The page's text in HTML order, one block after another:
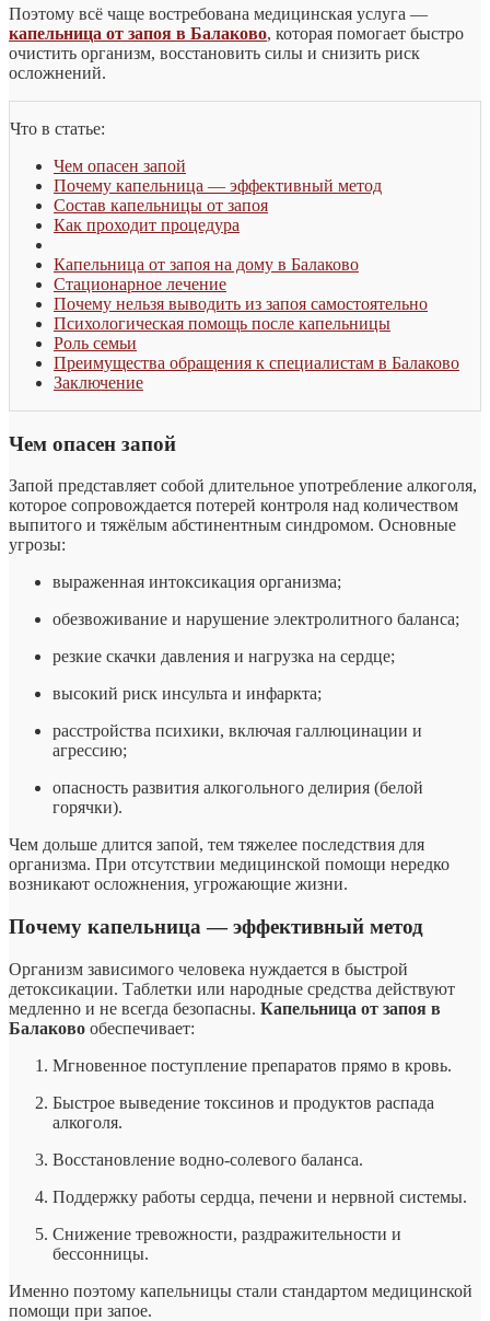
Поэтому всё чаще востребована медицинская услуга —
капельница от запоя в Балаково, которая помогает быстро
очистить организм, восстановить силы и снизить риск
осложнений.
Что в статье:
Чем опасен запой
Почему капельница — эффективный метод
Состав капельницы от запоя
Как проходит процедура
Капельница от запоя на дому в Балаково
Стационарное лечение
Почему нельзя выводить из запоя самостоятельно
Психологическая помощь после капельницы
Роль семьи
Преимущества обращения к специалистам в Балаково
Заключение
Чем опасен запой
Запой представляет собой длительное употребление алкоголя,
которое сопровождается потерей контроля над количеством
выпитого и тяжёлым абстинентным синдромом. Основные
угрозы:
выраженная интоксикация организма;
обезвоживание и нарушение электролитного баланса;
резкие скачки давления и нагрузка на сердце;
высокий риск инсульта и инфаркта;
расстройства психики, включая галлюцинации и
агрессию;
опасность развития алкогольного делирия (белой
горячки).
Чем дольше длится запой, тем тяжелее последствия для
организма. При отсутствии медицинской помощи нередко
возникают осложнения, угрожающие жизни.
Почему капельница — эффективный метод
Организм зависимого человека нуждается в быстрой
детоксикации. Таблетки или народные средства действуют
медленно и не всегда безопасны. Капельница от запоя в
Балаково обеспечивает:
Мгновенное поступление препаратов прямо в кровь.
Быстрое выведение токсинов и продуктов распада
алкоголя.
Восстановление водно-солевого баланса.
Поддержку работы сердца, печени и нервной системы.
Снижение тревожности, раздражительности и
бессонницы.
Именно поэтому капельницы стали стандартом медицинской
помощи при запое.